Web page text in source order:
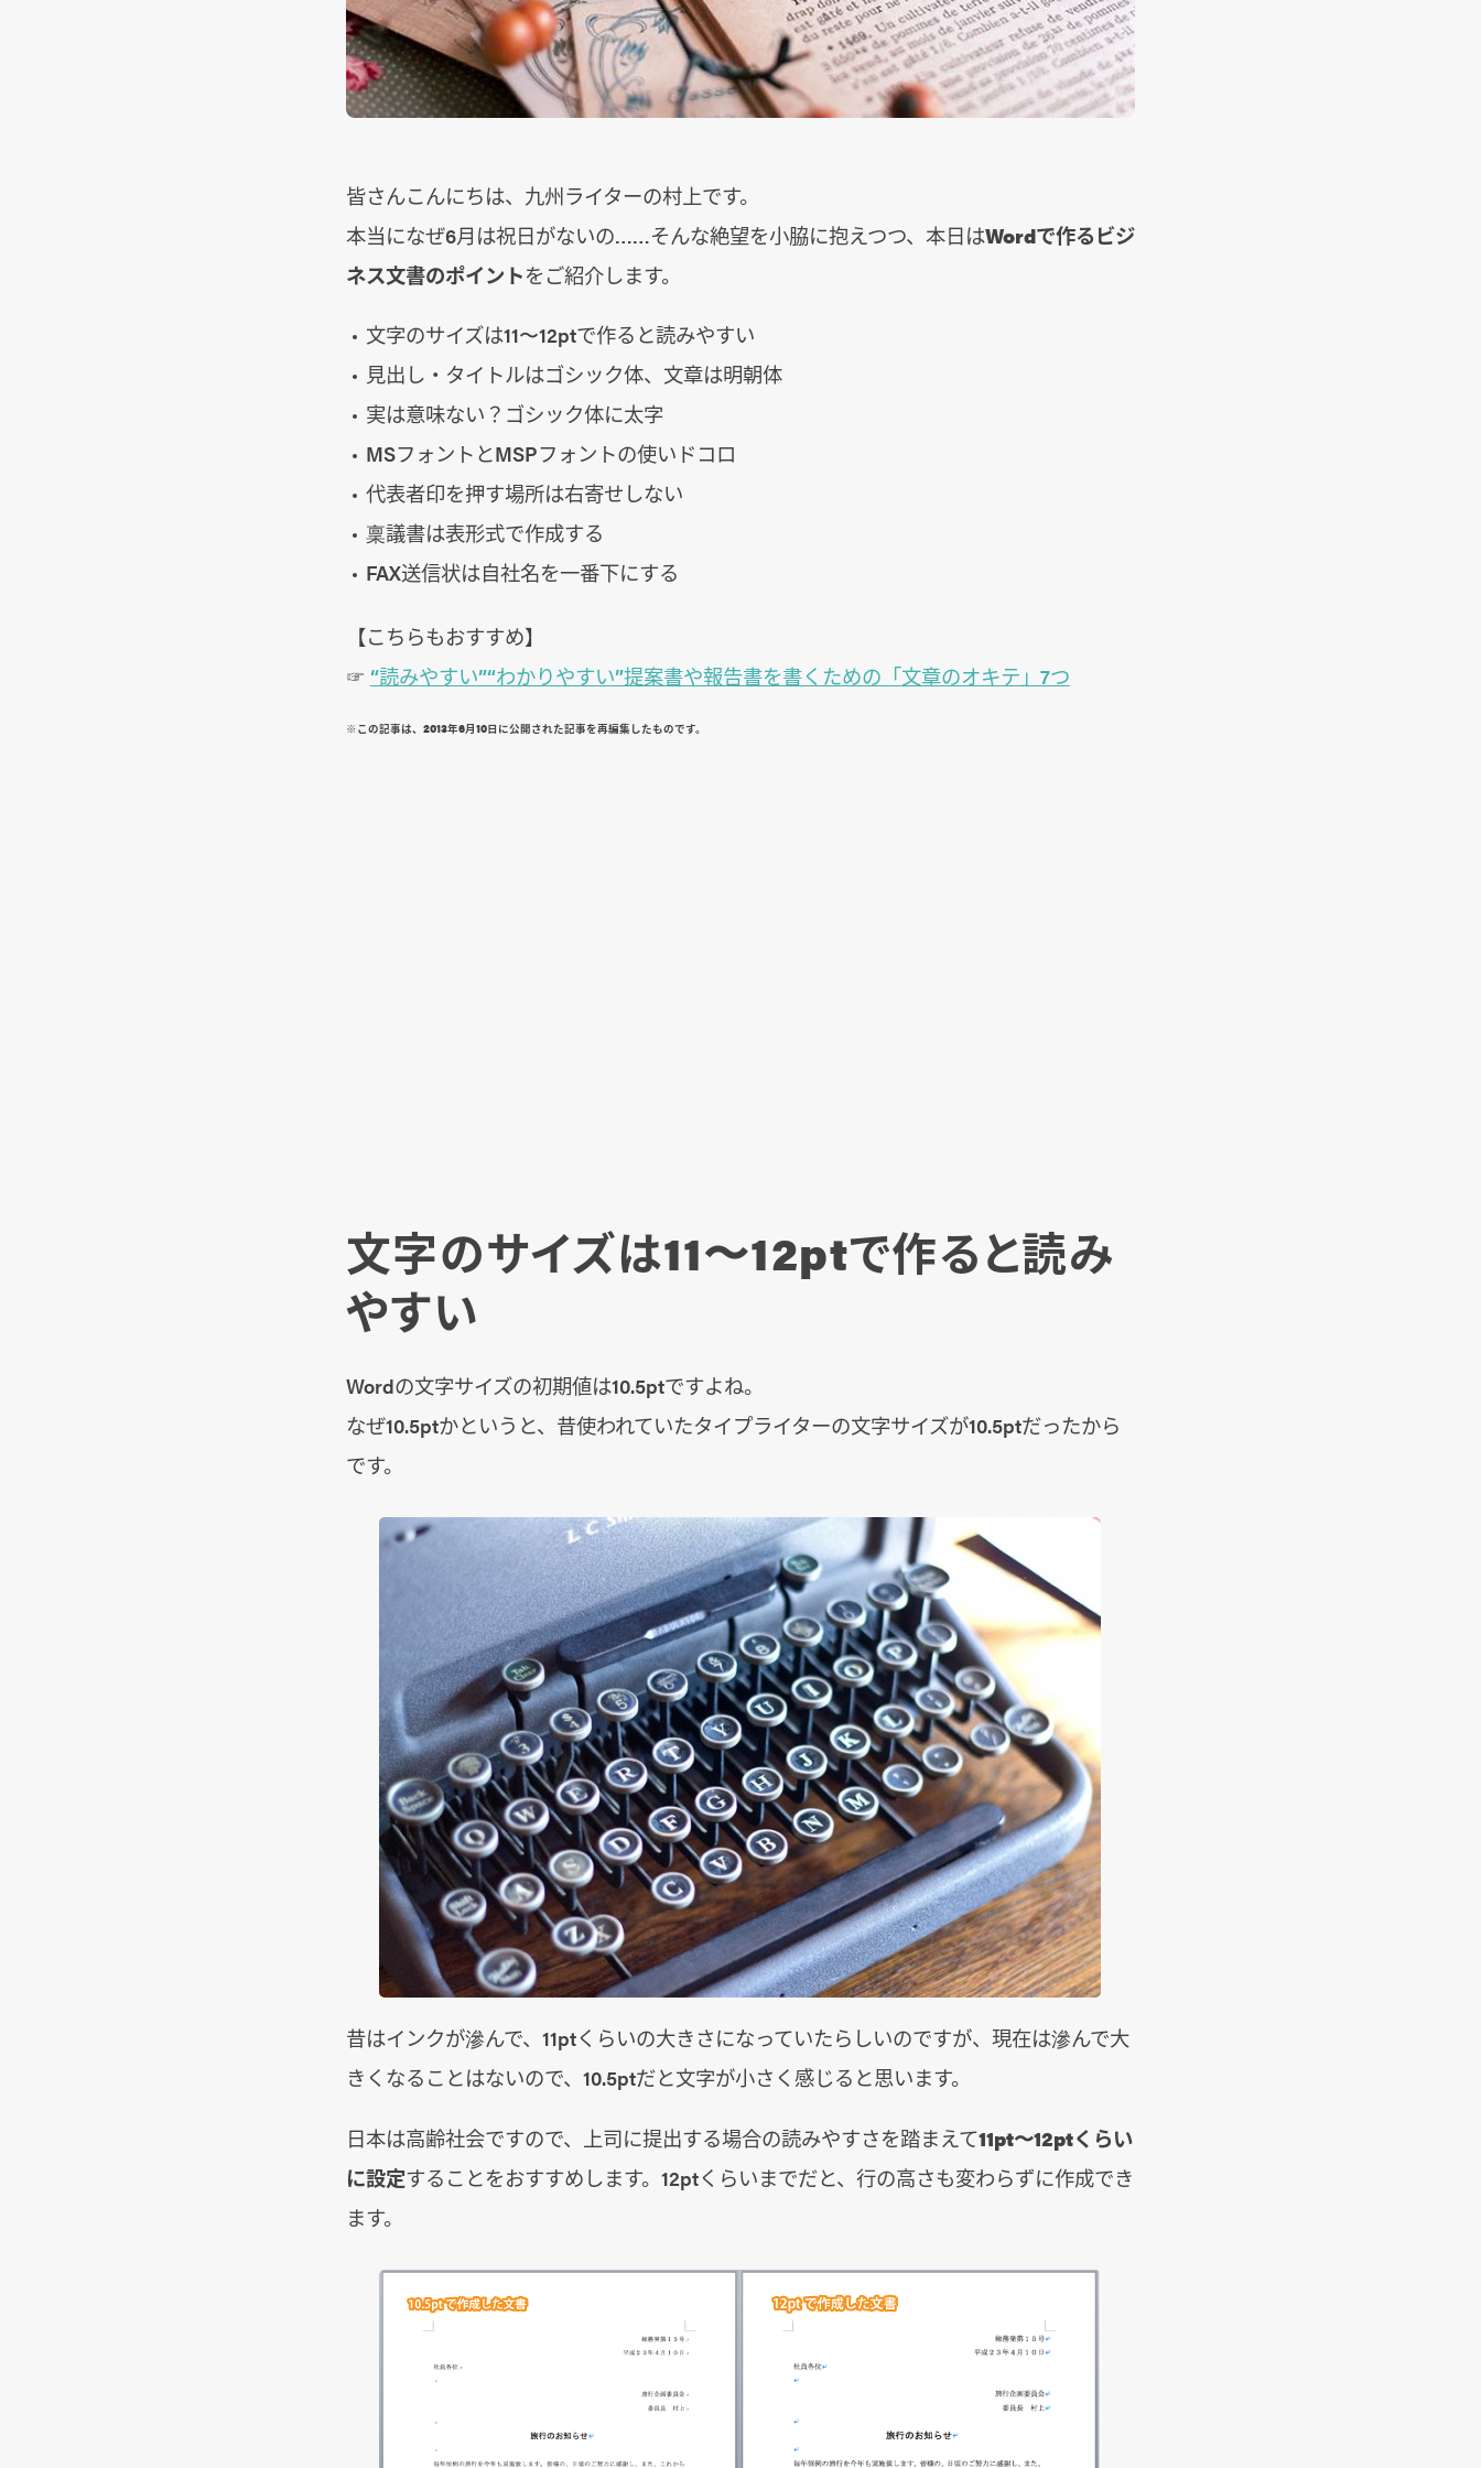
皆さんこんにちは、九州ライターの村上です。
本当になぜ6月は祝日がないの……そんな絶望を小脇に抱えつつ、本日はWordで作るビジ
ネス文書のポイントをご紹介します。
文字のサイズは11〜12ptで作ると読みやすい
見出し・タイトルはゴシック体、文章は明朝体
実は意味ない？ゴシック体に太字
MSフォントとMSPフォントの使いドコロ
代表者印を押す場所は右寄せしない
稟議書は表形式で作成する
FAX送信状は自社名を一番下にする
【こちらもおすすめ】
☞ “読みやすい”“わかりやすい”提案書や報告書を書くための「文章のオキテ」7つ
※この記事は、2013年6月10日に公開された記事を再編集したものです。
文字のサイズは11〜12ptで作ると読み
やすい
Wordの文字サイズの初期値は10.5ptですよね。
なぜ10.5ptかというと、昔使われていたタイプライターの文字サイズが10.5ptだったから
です。
昔はインクが滲んで、11ptくらいの大きさになっていたらしいのですが、現在は滲んで大
きくなることはないので、10.5ptだと文字が小さく感じると思います。
日本は高齢社会ですので、上司に提出する場合の読みやすさを踏まえて11pt〜12ptくらい
に設定することをおすすめします。12ptくらいまでだと、行の高さも変わらずに作成でき
ます。